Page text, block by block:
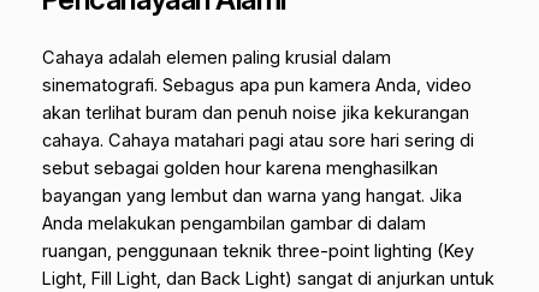
Cahaya adalah elemen paling krusial dalam
sinematografi. Sebagus apa pun kamera Anda, video
akan terlihat buram dan penuh noise jika kekurangan
cahaya. Cahaya matahari pagi atau sore hari sering di
sebut sebagai golden hourkarena menghasilkan
bayangan yang lembut dan warna yang hangat. Jika
Anda melakukan pengambilan gambar di dalam
ruangan, penggunaan teknik three-point lighting (Key
Light, Fill Light, dan Back Light) sangat di anjurkan untuk